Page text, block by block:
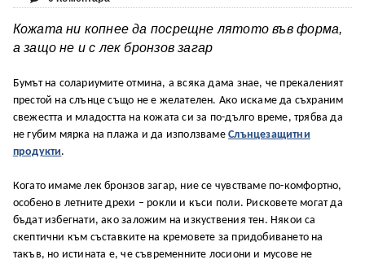
Кожата ни копнее да посрещне лятото във форма,
а защо не и с лек бронзов загар
Бумът на солариумите отмина, а всяка дама знае, че прекаленият
престой на слънце също не е желателен. Ако искаме да съхраним
свежестта и младостта на кожата си за по-дълго време, трябва да
не губим мярка на плажа и да използвамеСлънцезащитни
продукти.
Когато имаме лек бронзов загар, ние се чувстваме по-комфортно,
особено в летните дрехи – рокли и къси поли. Рисковете могат да
бъдат избегнати, ако заложим на изкуствения тен. Някои са
скептични към съставките на кремовете за придобиването на
такъв, но истината е, че съвременните лосиони и мусове не